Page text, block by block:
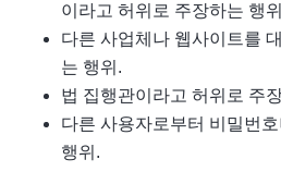
이라고 허위로 주장하는 행
다른 사업체나 웹사이트를
는 행위.
법 집행관이라고 허위로 주
다른 사용자로부터 비밀번
행위.